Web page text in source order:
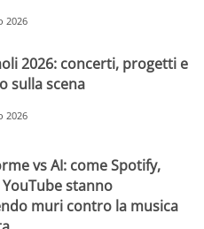
2026
2026: concerti, progetti e
sulla scena
2026
vs AI: come Spotify,
stanno
muri contro la musica